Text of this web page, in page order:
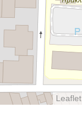
Leaflet